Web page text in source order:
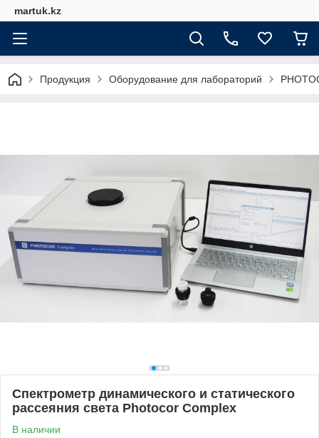
martuk.kz
Продукция Оборудование для лабораторий
Спектрометр динамического и статического
рассеяния света Photocor Complex
В наличии